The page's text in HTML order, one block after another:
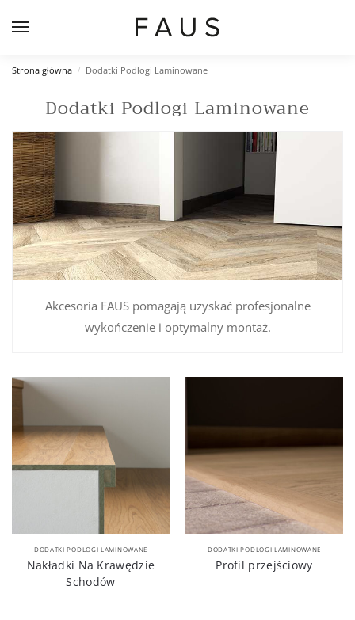
Strona główna / Dodatki Podlogi Laminowane
Dodatki Podlogi Laminowane
Akcesoria FAUS pomagają uzyskać profesjonalne
wykończenie i optymalny montaż.
DODATKI PODLOGI LAMINOWANE
Nakładki Na Krawędzie
Schodów
DODATKI PODLOGI LAMINOWANE
Profil przejściowy